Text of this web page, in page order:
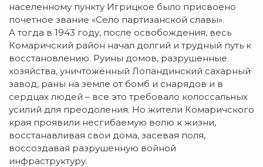
населенному пункту Игрицкое было присвоено
почетное звание «Село партизанской славы».
А тогда в 1943 году, после освобождения, весь
Комаричский район начал долгий и трудный путь к
восстановлению. Руины домов, разрушенные
хозяйства, уничтоженный Лопандинский сахарный
завод, раны на земле от бомб и снарядов и в
сердцах людей – все это требовало колоссальных
усилий для преодоления. Но жители Комаричского
края проявили несгибаемую волю к жизни,
восстанавливая свои дома, засевая поля,
воссоздавая разрушенную войной
инфраструктуру.